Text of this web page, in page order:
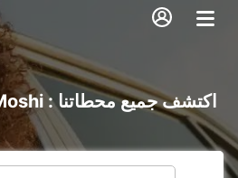
تأجير السيارات في Moshi : اكتشف جميع محطاتنا